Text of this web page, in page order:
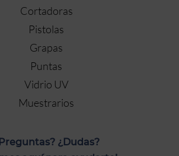
Cortadoras
Pistolas
Grapas
Puntas
Vidrio UV
Muestrarios
¿Dudas?